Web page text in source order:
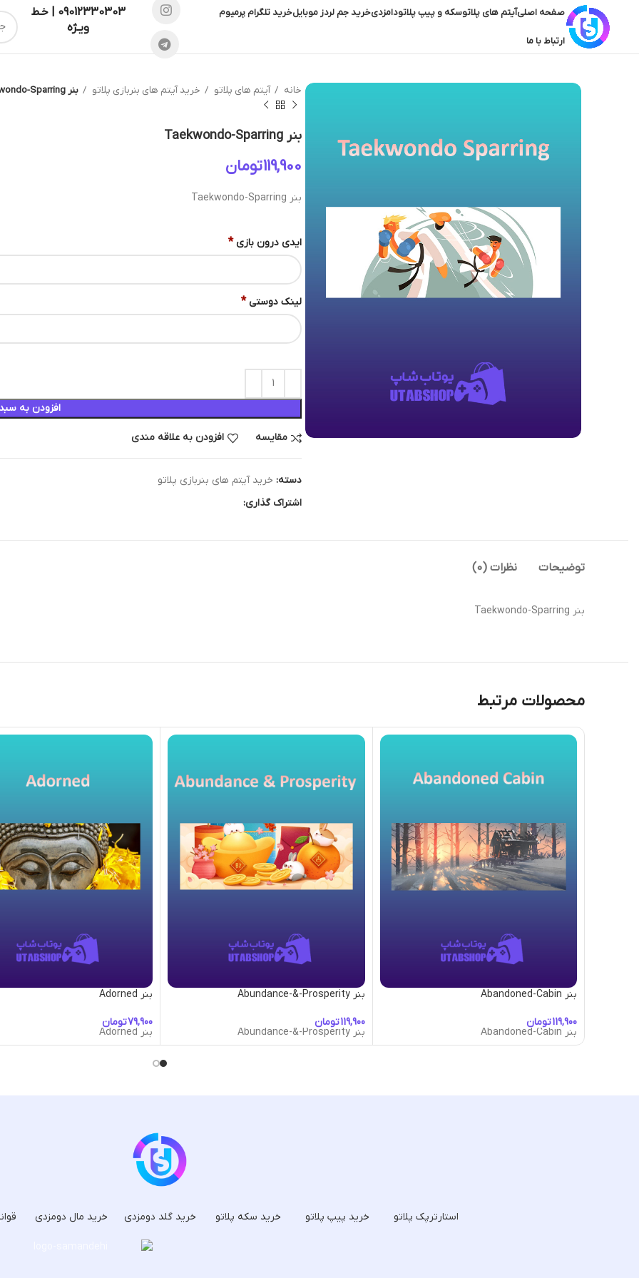
صفحه اصلیآیتم های پلاتوسکه و پیپ پلاتودامزدیخرید جم لردز موبایلخرید تلگرام پرمیوم
ارتباط با ما
09012330303 | خـط
ویـژه
خانه آیتم های پلاتو خرید آیتم های بنربازی پلاتو بنر Taekwondo-Sparring
بنر Taekwondo-Sparring
تومان
بنر Taekwondo-Sparring
ایدی درون بازی *
لینک دوستی *
افزودن به
مقایسه افزودن به علاقه مندی
دسته: خرید آیتم های بنربازی پلاتو
اشتراک گذاری:
توضیحات نظرات (0)
بنر Taekwondo-Sparring
محصولات مرتبط
بنر Abandoned-Cabin
تومان
بنر Abandoned-Cabin
بنر Abundance-&-Prosperity
تومان
بنر Abundance-&-Prosperity
بنر Adorned
تومان
بنر Adorned
استارترپک پلاتو خرید پیپ پلاتو خرید سکه پلاتو خرید گلد دومزدی خرید مال دومزدی